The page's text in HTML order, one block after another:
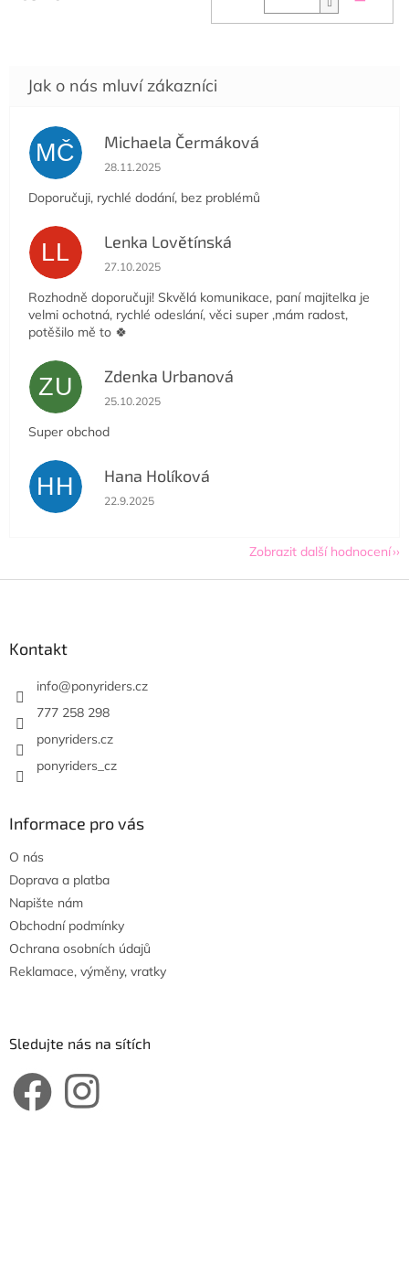
MČ Michaela Čermáková
Hodnocení obchodu je 5 z 5 hvězdiček.
28.11.2025
Doporučuji, rychlé dodání, bez problémů
LL Lenka Lovětínská
Hodnocení obchodu je 5 z 5 hvězdiček.
27.10.2025
Rozhodně doporučuji! Skvělá komunikace, paní majitelka je
velmi ochotná, rychlé odeslání, věci super ,mám radost,
potěšilo mě to 🍀
ZU Zdenka Urbanová
Hodnocení obchodu je 5 z 5 hvězdiček.
25.10.2025
Super obchod
HH Hana Holíková
Hodnocení obchodu je 5 z 5 hvězdiček.
22.9.2025
Zobrazit další hodnocení
Kontakt
info@ponyriders.cz
777 258 298
ponyriders.cz
ponyriders_cz
Informace pro vás
O nás
Doprava a platba
Napište nám
Obchodní podmínky
Ochrana osobních údajů
Reklamace, výměny, vratky
Sledujte nás na sítích